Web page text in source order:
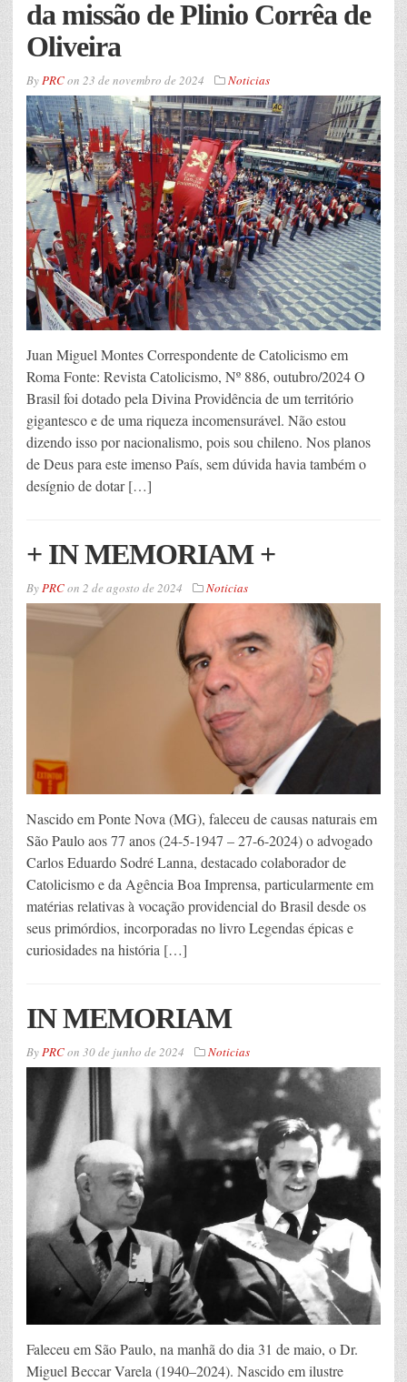
da missão de Plinio Corrêa de
Oliveira
ByPRCon 23 de novembro de 2024 Noticias
Juan Miguel Montes Correspondente de Catolicismo em
Roma Fonte: Revista Catolicismo, Nº 886, outubro/2024 O
Brasil foi dotado pela Divina Providência de um território
gigantesco e de uma riqueza incomensurável. Não estou
dizendo isso por nacionalismo, pois sou chileno. Nos planos
de Deus para este imenso País, sem dúvida havia também o
desígnio de dotar […]
+ IN MEMORIAM +
ByPRCon 2 de agosto de 2024 Noticias
Nascido em Ponte Nova (MG), faleceu de causas naturais em
São Paulo aos 77 anos (24-5-1947 – 27-6-2024) o advogado
Carlos Eduardo Sodré Lanna, destacado colaborador de
Catolicismo e da Agência Boa Imprensa, particularmente em
matérias relativas à vocação providencial do Brasil desde os
seus primórdios, incorporadas no livro Legendas épicas e
curiosidades na história […]
IN MEMORIAM
ByPRCon 30 de junho de 2024 Noticias
Faleceu em São Paulo, na manhã do dia 31 de maio, o Dr.
Miguel Beccar Varela (1940–2024). Nascido em ilustre